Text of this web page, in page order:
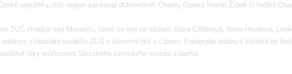
republiky, náš region zastupují dobrovolník Charity Opava Martin Žídek či ředitel
ZUŠ Hradce nad Moravicí, které se loni ve složení Klára Cihlářová, Anna Hrudová,
celostátní soutěže ZUŠ v komorní hře v Liberci. Fotografie budou v Historické
díky vstřícnosti Slezského zemského muzea zdarma.